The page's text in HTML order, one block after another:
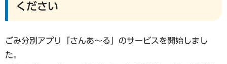
ください
ごみ分別アプリ「さんあ～る」のサービスを開始しまし
た。